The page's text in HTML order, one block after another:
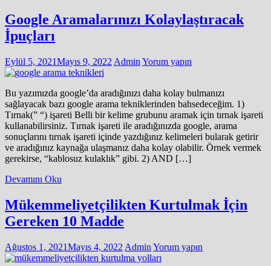
Google Aramalarınızı Kolaylaştıracak
İpuçları
Eylül 5, 2021Mayıs 9, 2022 Admin Yorum yapın
Bu yazımızda google’da aradığınızı daha kolay bulmanızı
sağlayacak bazı google arama tekniklerinden bahsedeceğim. 1)
Tırnak(” “) işareti Belli bir kelime grubunu aramak için tırnak işareti
kullanabilirsiniz. Tırnak işareti ile aradığınızda google, arama
sonuçlarını tırnak işareti içinde yazdığınız kelimeleri bularak getirir
ve aradığınız kaynağa ulaşmanız daha kolay olabilir. Örnek vermek
gerekirse, “kablosuz kulaklık” gibi. 2) AND […]
Devamını Oku
Mükemmeliyetçilikten Kurtulmak İçin
Gereken 10 Madde
Ağustos 1, 2021Mayıs 4, 2022 Admin Yorum yapın